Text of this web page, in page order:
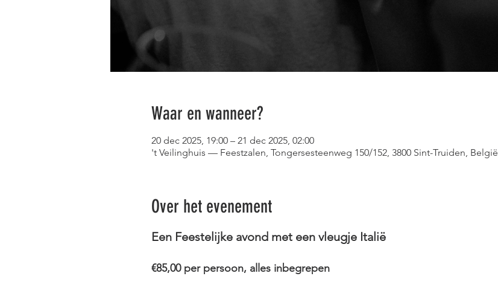
Waar en wanneer?
20 dec 2025, 19:00 – 21 dec 2025, 02:00
't Veilinghuis — Feestzalen, Tongersesteenweg 150/152, 3800 Sint-Truiden, België
Over het evenement
Een Feestelijke avond met een vleugje Italië
€85,00 per persoon, alles inbegrepen